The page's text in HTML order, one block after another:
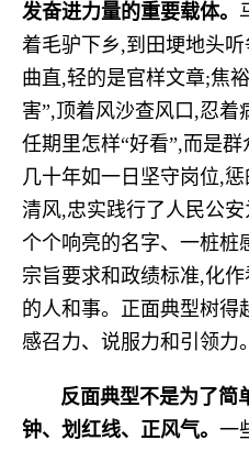
发奋进力量的重要载体。
着毛驴下乡,到田埂地头
曲直,轻的是官样文章;焦
害”,顶着风沙查风口,忍着
任期里怎样“好看”,而是
几十年如一日坚守岗位,
清风,忠实践行了人民公
个个响亮的名字、一桩桩
宗旨要求和政绩标准,化
的人和事。正面典型树得
感召力、说服力和引领力。
反面典型不是为了简
钟、划红线、正风气。一